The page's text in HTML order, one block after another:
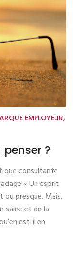
EMPLOYEUR,
?
que consultante
« Un esprit
ou presque. Mais,
saine et de la
est-il en